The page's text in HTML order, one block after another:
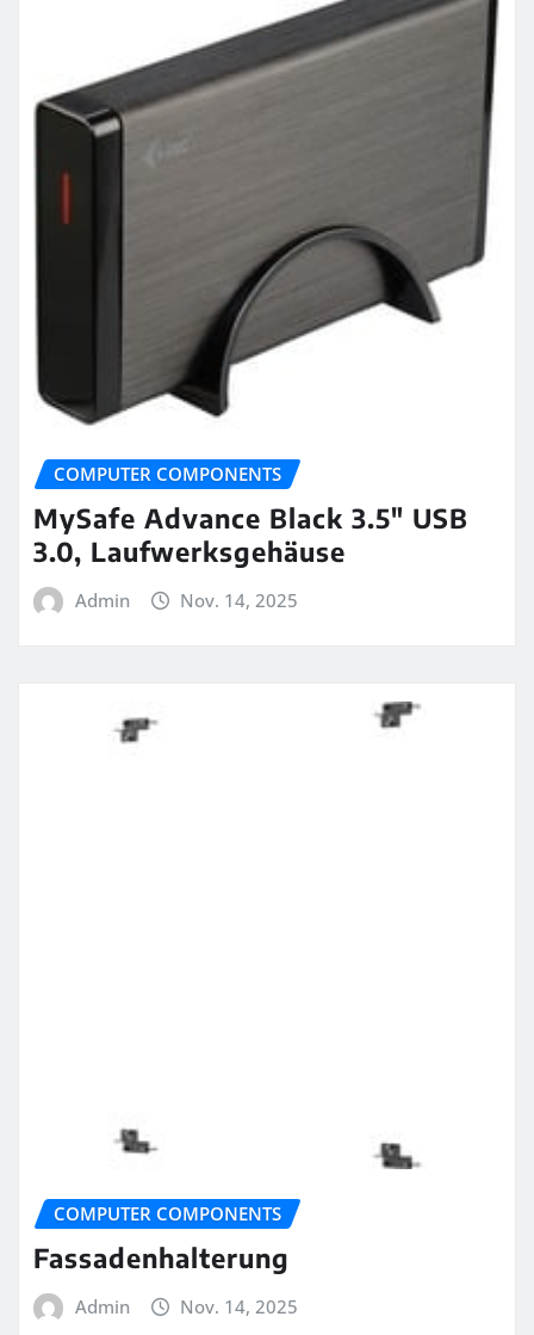
COMPUTER COMPONENTS
MySafe Advance Black 3.5″ USB
3.0, Laufwerksgehäuse
Admin Nov. 14, 2025
COMPUTER COMPONENTS
Fassadenhalterung
Admin Nov. 14, 2025